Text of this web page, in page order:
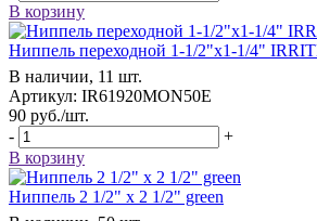
В корзину
Ниппель переходной 1-1/2"x1-1/4"
В наличии, 11 шт.
Артикул: IR61920MON50E
90 руб./шт.
-
+
В корзину
Ниппель 2 1/2" x 2 1/2" green